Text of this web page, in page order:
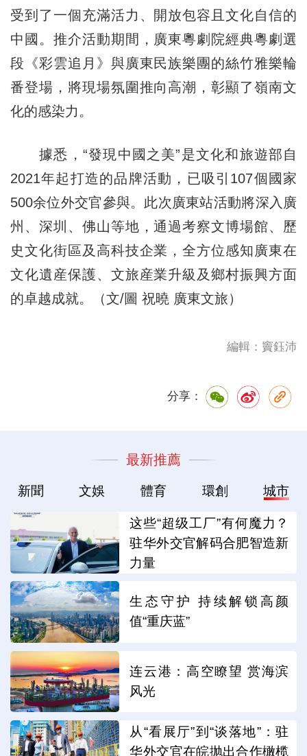
受到了一個充滿活力、開放包容且文化自信的
中國。推介活動期間，廣東粵劇院經典粵劇選
段《彩雲追月》與廣東民族樂團的絲竹雅樂輪
番登場，將現場氛圍推向高潮，彰顯了嶺南文
化的感染力。
據悉，“發現中國之美”是文化和旅遊部自
2021年起打造的品牌活動，已吸引107個國家
500余位外交官參與。此次廣東站活動將深入廣
州、深圳、佛山等地，通過考察文博場館、歷
史文化街區及高科技企業，全方位感知廣東在
文化遺産保護、文旅産業升級及鄉村振興方面
的卓越成就。（文/圖 祝曉 廣東文旅）
編輯：竇鈺沛
分享：
最新推薦
新聞 文娛 體育 環創 城市
这些“超级工厂”有何魔力？
驻华外交官解码合肥智造新
力量
生态守护 持续解锁高颜
值“重庆蓝”
连云港：高空瞭望 赏海滨
风光
从“看展厅”到“谈落地”：驻
华外交官在皖抛出合作橄榄